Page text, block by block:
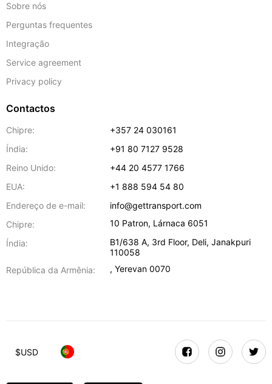
Sobre nós
Perguntas frequentes
Integração
Service agreement
Privacy policy
Contactos
Chipre:
+357 24 030161
Índia:
+91 80 7127 9528
Reino Unido:
+44 20 4577 1766
EUA:
+1 888 594 54 80
Endereço de e-mail:
info@gettransport.com
Chipre:
10 Patron, Lárnaca 6051
Índia:
B1/638 A, 3rd Floor, Deli,Janakpuri
110058
República da Armênia:
,Yerevan 0070
$USD